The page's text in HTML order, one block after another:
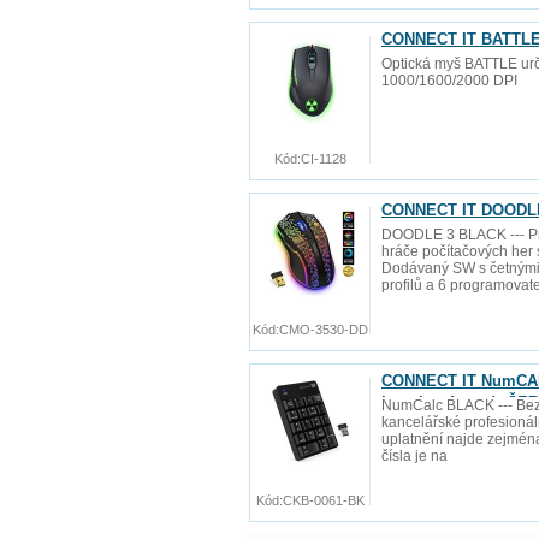
CONNECT IT
Optická myš BATTLE
1000/1600/2000 DPI
Kód:CI-1128
CONNECT IT
DOODLE 3 BLACK ---
hráče počítačových
Dodávaný SW s
profilů a 6
Kód:CMO-3530-DD
CONNECT IT
baterie zdarma),
NumCalc BLACK ---
kancelářské
uplatnění najde
čísla je na
Kód:CKB-0061-BK